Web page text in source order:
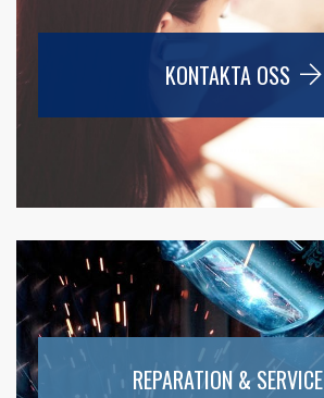
KONTAKTA OSS
REPARATION & SERVICE